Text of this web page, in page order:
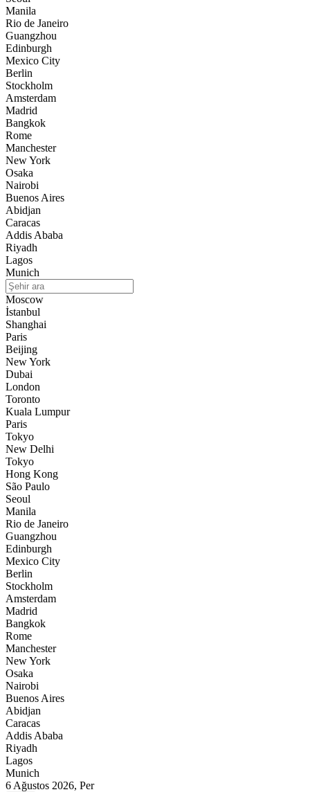
Manila
Rio de Janeiro
Guangzhou
Edinburgh
Mexico City
Berlin
Stockholm
Amsterdam
Madrid
Bangkok
Rome
Manchester
New York
Osaka
Nairobi
Buenos Aires
Abidjan
Caracas
Addis Ababa
Riyadh
Lagos
Munich
Moscow
İstanbul
Shanghai
Paris
Beijing
New York
Dubai
London
Toronto
Kuala Lumpur
Paris
Tokyo
New Delhi
Tokyo
Hong Kong
São Paulo
Seoul
Manila
Rio de Janeiro
Guangzhou
Edinburgh
Mexico City
Berlin
Stockholm
Amsterdam
Madrid
Bangkok
Rome
Manchester
New York
Osaka
Nairobi
Buenos Aires
Abidjan
Caracas
Addis Ababa
Riyadh
Lagos
Munich
6 Ağustos 2026, Per